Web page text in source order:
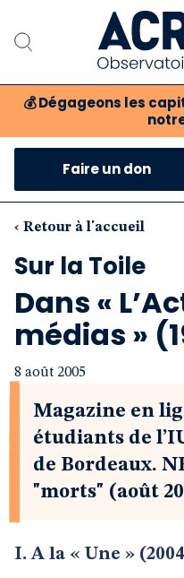
💰 Dégageons les
Notre
Notre
Nos
Faire un don
‹ Retour à l'accueil
Sur la Toile
Dans «
médias »
8 août 2005
Magazine en
étudiants de
de Bordeaux.
"morts" (août
I. A la « Une »